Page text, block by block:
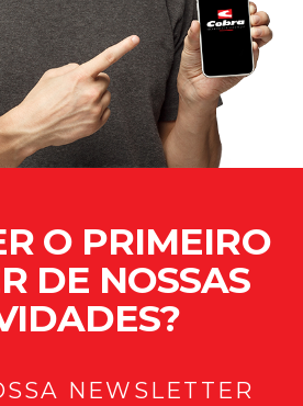
O PRIMEIRO
DE NOSSAS
NEWSLETTER